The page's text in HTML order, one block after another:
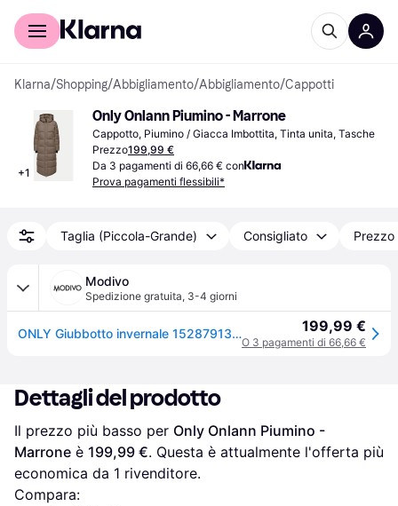
Per il tuo shopping
Klarna/Shopping/Abbigliamento/Abbigliamento/Cappotti
+1
Only Onlann Piumino - Marrone
Cappotto, Piumino / Giacca Imbottita, Tinta unita, Tasche
Prezzo199,99 €
Da 3 pagamenti di 66,66 € con
Prova pagamenti flessibili*
Taglia (Piccola-Grande) Consigliato
Modivo
Spedizione gratuita, 3-4 giorni
ONLY Giubbotto invernale 15287913 Marrone Regular Fit 199,99 €
O 3 pagamenti di 66,66 €
Dettagli del prodotto
Il prezzo più basso per Only Onlann Piumino -
Marrone è 199,99 €. Questa è attualmente l'offerta più
economica da 1 rivenditore.
Compara: